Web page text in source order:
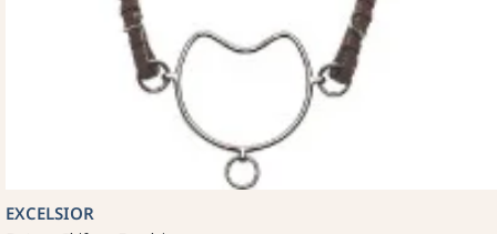
EXCELSIOR